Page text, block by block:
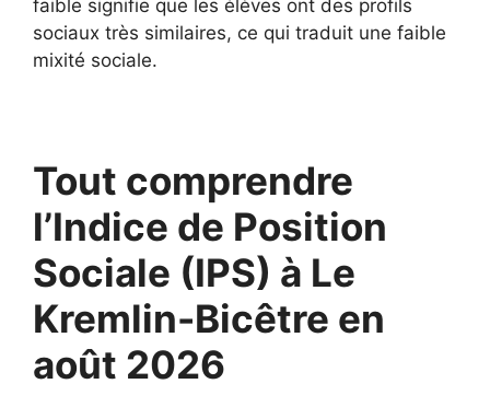
faible signifie que les élèves ont des profils
sociaux très similaires, ce qui traduit une faible
mixité sociale.
Tout comprendre
l’Indice de Position
Sociale (IPS) à Le
Kremlin-Bicêtre en
août 2026